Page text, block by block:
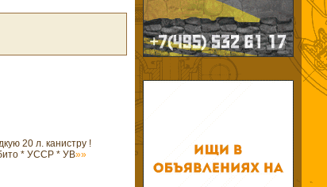
20 л. канистру !
* УССР * УВ»»